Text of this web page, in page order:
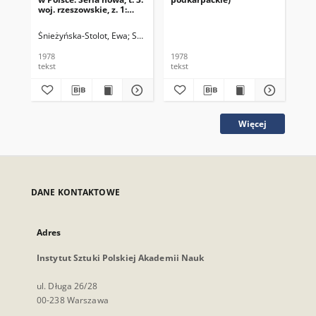
woj. rzeszowskie, z. 1:
okolice
Śnieżyńska-Stolot, Ewa Stolot, Franciszek
1978
tekst
1978
tekst
Więcej
DANE KONTAKTOWE
Adres
Instytut Sztuki Polskiej Akademii Nauk
ul. Długa 26/28
00-238 Warszawa